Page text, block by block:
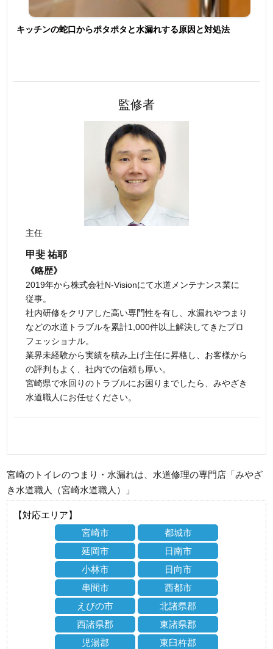
キッチンの蛇口からポタポタと水漏れする原因と対処法
監修者
主任
甲斐 祐耶
《略歴》
2019年から株式会社N-Visionにて水道メンテナンス業に
従事。
社内研修をクリアした高い専門性を有し、水漏れやつまり
などの水道トラブルを累計1,000件以上解決してきたプロ
フェッショナル。
業界未経験から実績を積み上げ主任に昇格し、お客様から
の評判もよく、社内での信頼も厚い。
宮崎県で水回りのトラブルにお困りまでしたら、みやざき
水道職人にお任せください。
宮崎のトイレのつまり・水漏れは、水道修理の専門店「みやざ
き水道職人（宮崎水道職人）」
【対応エリア】
宮崎市
都城市
延岡市
日南市
小林市
日向市
串間市
西都市
えびの市
北諸県郡
西諸県郡
東諸県郡
児湯郡
東臼杵郡